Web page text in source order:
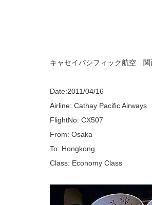
キャセイパシフィック航空
Date:2011/04/16
Airline: Cathay Pacific Airways
FlightNo: CX507
From: Osaka
To: Hongkong
Class: Economy Class